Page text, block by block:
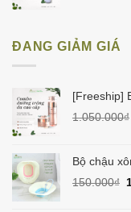
ĐANG GIẢM GIÁ
[Freeship]
1.050.000₫
Bộ chậu
150.000₫